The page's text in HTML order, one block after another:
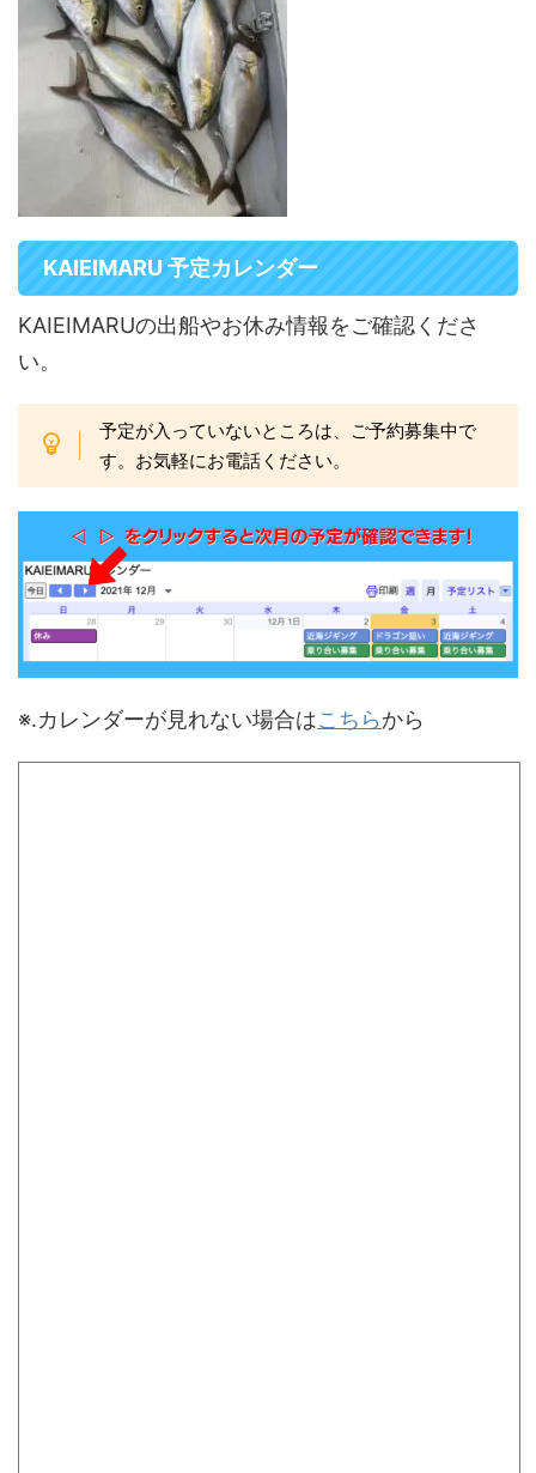
KAIEIMARU 予定カレンダー
KAIEIMARUの出船やお休み情報をご確認くださ
い。
予定が入っていないところは、ご予約募集中で
す。お気軽にお電話ください。
※.カレンダーが見れない場合はこちらから